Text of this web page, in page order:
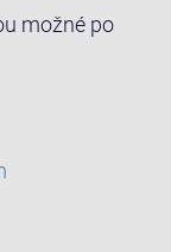
možné po